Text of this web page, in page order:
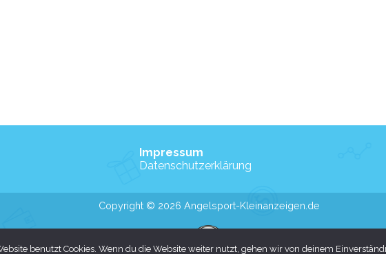
Impressum
Datenschutzerklärung
Copyright © 2026 Angelsport-Kleinanzeigen.de
benutzt Cookies. Wenn du die Website weiter nutzt, gehen wir von deinem